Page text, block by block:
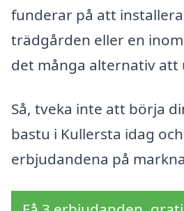
funderar på att
trädgården eller en
det många alternativ att
Så, tveka inte att börja
bastu i Kullersta idag
erbjudandena på